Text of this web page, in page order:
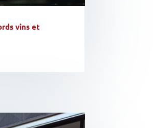
vins et